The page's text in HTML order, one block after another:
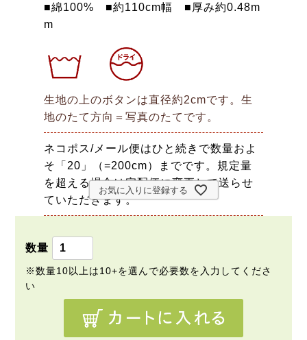
■綿100% ■約110cm幅 ■厚み約0.48m
m
生地の上のボタンは直径約2cmです。生
地のたて方向＝写真のたてです。
ネコポス/メール便はひと続きで数量およ
そ「20」（=200cm）までです。規定量
を超える場合は宅配便に変更して送らせ
ていただきます。
お気に入りに登録する